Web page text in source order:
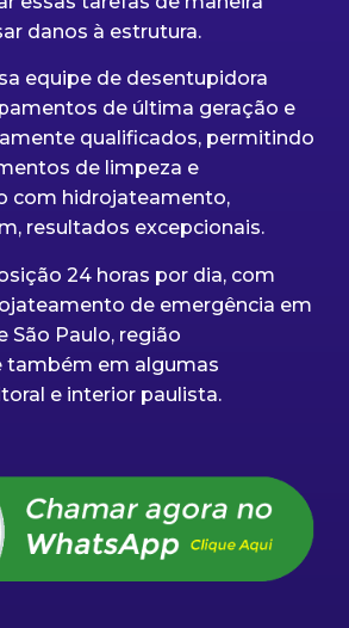
danos à estrutura.
equipe de desentupidora
de última geração e
qualificados, permitindo
de limpeza e
com hidrojateamento,
resultados excepcionais.
24 horas por dia, com
de emergência em
São Paulo, região
também em algumas
e interior paulista.